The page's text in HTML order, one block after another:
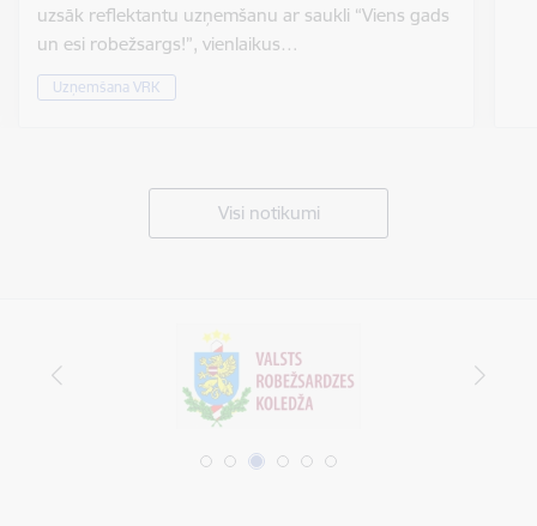
uzsāk reflektantu uzņemšanu ar saukli “Viens gads
un esi robežsargs!”, vienlaikus…
Uzņemšana VRK
Visi notikumi